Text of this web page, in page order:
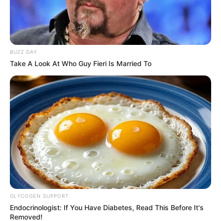
de este hecho.
BUZZ DAY
Take A Look At Who Guy Fieri Is Married To
GLYCOGEN SUPPORT
Endocrinologist: If You Have Diabetes, Read This Before It's
Removed!